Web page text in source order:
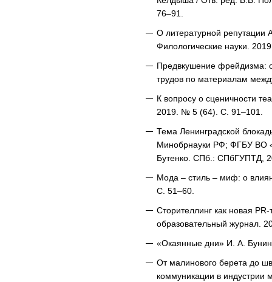
76–91.
О литературной репутации
Филологические науки.
Предвкушение фрейдизма:
трудов по материалам
К вопросу о сценичности
2019. № 5 (64). С. 91–101.
Тема Ленинградской
Минобрнауки РФ; ФГБУ ВО
Бутенко. СПб.: СПбГУПТД,
Мода – стиль – миф: о
С. 51–60.
Сторителлинг как новая
образовательный журнал.
«Окаянные дни» И. А.
От малинового берета до
коммуникации в